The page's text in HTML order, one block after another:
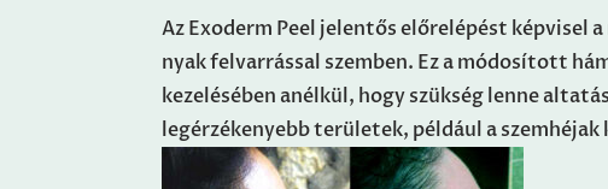
Az Exoderm Peel jelentős előrelépést
nyak felvarrással szemben. Ez a módosított
kezelésében anélkül, hogy szükség lenne
legérzékenyebb területek, például a